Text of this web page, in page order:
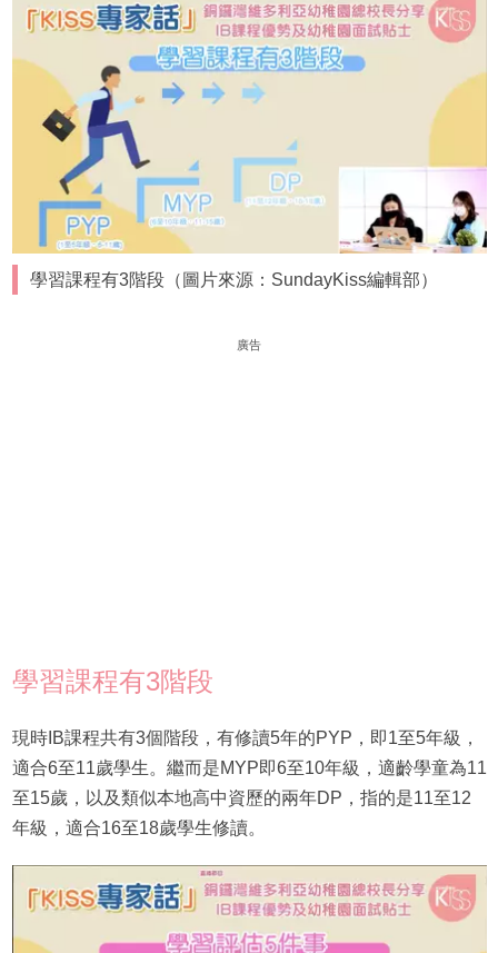
學習課程有3階段（圖片來源：SundayKiss編輯部）
廣告
學習課程有3階段
現時IB課程共有3個階段，有修讀5年的PYP，即1至5年級，
適合6至11歲學生。繼而是MYP即6至10年級，適齡學童為11
至15歲，以及類似本地高中資歷的兩年DP，指的是11至12
年級，適合16至18歲學生修讀。